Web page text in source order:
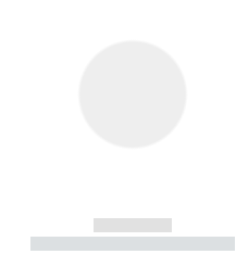
------------
----------- ----------- --------